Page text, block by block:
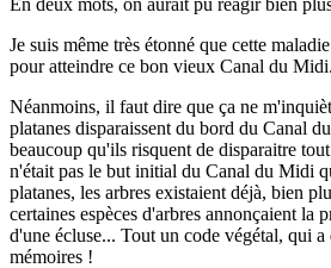
Je suis même très étonné que cette
pour atteindre ce bon vieux Canal du Midi.
Néanmoins, il faut dire que ça ne
platanes disparaissent du bord du Canal
beaucoup qu'ils risquent de disparaitre
n'était pas le but initial du Canal du Midi
platanes, les arbres existaient déjà, bien
certaines espèces d'arbres annonçaient la
d'une écluse... Tout un code végétal, qui a
mémoires !